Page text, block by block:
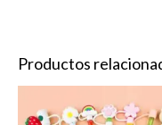
Productos
range: